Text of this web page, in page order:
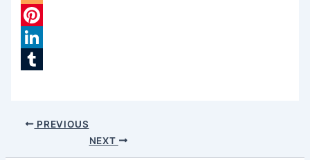
Blogger
Pinterest
LinkedIn
PREVIOUS
NEXT